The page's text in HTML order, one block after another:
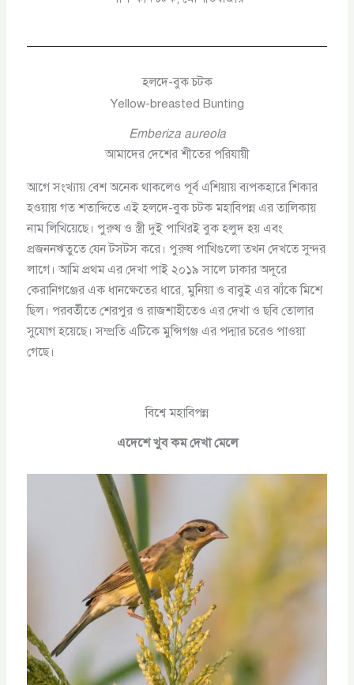
হলদে-বুক চটক
Yellow-breasted Bunting
Emberiza aureola
আমাদের দেশের শীতের পরিযায়ী
আগে সংখ্যায় বেশ অনেক থাকলেও পূর্ব এশিয়ায় ব্যপকহারে শিকার
হওয়ায় গত শতাব্দিতে এই হলদে-বুক চটক মহাবিপন্ন এর তালিকায়
নাম লিখিয়েছে। পুরুষ ও স্ত্রী দুই পাখিরই বুক হলুদ হয় এবং
প্রজননঋতুতে যেন টসটস করে। পুরুষ পাখিগুলো তখন দেখতে সুন্দর
লাগে। আমি প্রথম এর দেখা পাই ২০১৯ সালে ঢাকার অদূরে
কেরানিগঞ্জের এক ধানক্ষেতের ধারে, মুনিয়া ও বাবুই এর ঝাঁকে মিশে
ছিল। পরবর্তীতে শেরপুর ও রাজশাহীতেও এর দেখা ও ছবি তোলার
সুযোগ হয়েছে। সম্প্রতি এটিকে মুন্সিগঞ্জ এর পদ্মার চরেও পাওয়া
গেছে।
বিশ্বে মহাবিপন্ন
এদেশে খুব কম দেখা মেলে